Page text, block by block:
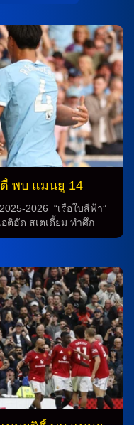
พบ แมนยู 14
2026 “เรือใบสีฟ้า”
ติฮัด สเตเดี้ยม ทำศึก
นฯ ยูไนเต็ด อันดับ 9 ใน
ลีกฤดูกาลที่ผ่านมา
ะกลับไปเล่นในโอลด์
Chris Radburn
อติฮัด สเตเดี้ยม ทำศึก
นฯ ยูไนเต็ด โปรแกรม